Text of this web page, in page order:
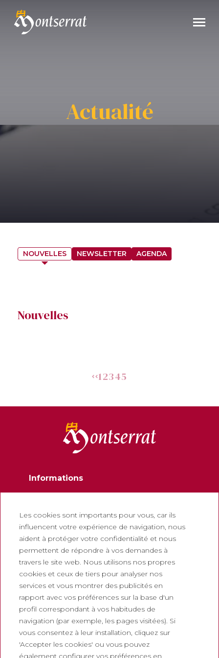
Actualité
NOUVELLES NEWSLETTER AGENDA
Nouvelles
12345
Informations
Newsletter
Travaillez avec nous
Foire aux questions
Billets touristiques
Politique de confidentialité
Politique de cookies
Politique des Réseaux Sociaux
Canal de signalement
Les cookies sont importants pour vous, car ils
influencent votre expérience de navigation, nous
aident à protéger votre confidentialité et nous
permettent de répondre à vos demandes à
travers le site web. Nous utilisons nos propres
cookies et ceux de tiers pour analyser nos
services et vous montrer des publicités en
rapport avec vos préférences sur la base d'un
profil correspondant à vos habitudes de
navigation (par exemple, les pages visitées). Si
vous consentez à leur installation, cliquez sur
'Accepter les cookies' ou vous pouvez
également configurer vos préférences en